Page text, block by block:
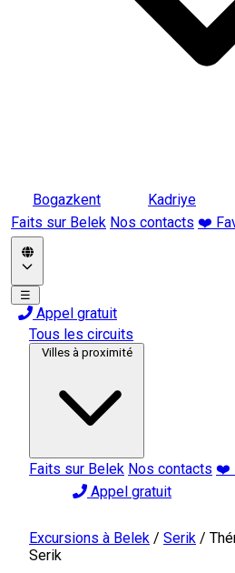
Bogazkent Kadriye
Faits sur Belek Nos contacts ❤️
☰
Appel gratuit
Tous les circuits
Villes à proximité
Faits sur Belek Nos contacts ❤️
Appel gratuit
Excursions à Belek / Serik /
Serik